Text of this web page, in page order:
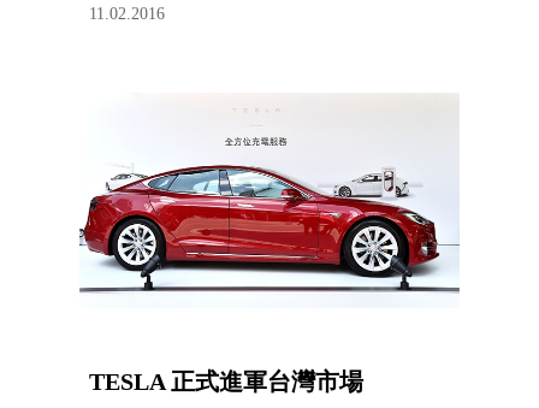
11.02.2016
TESLA 正式進軍台灣市場